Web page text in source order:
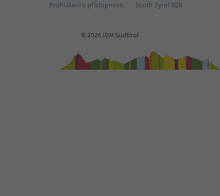
Prohlášení o přístupnosti
South Tyrol B2B
© 2026 IDM Südtirol